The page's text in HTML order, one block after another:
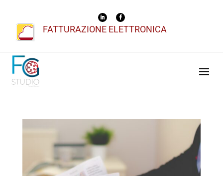
FATTURAZIONE ELETTRONICA